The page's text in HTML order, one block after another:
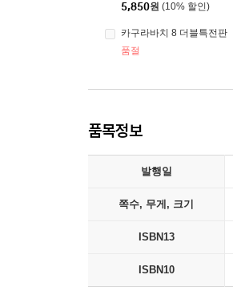
5,850원 (10% 할인)
카구라바치 8 더블특전판
품절
품목정보
발행일
쪽수, 무게, 크기
ISBN13
ISBN10